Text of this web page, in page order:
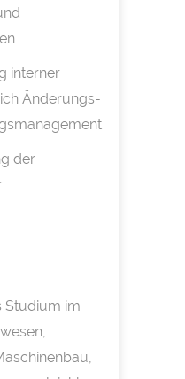
interner
Änderungs-
der
Studium im